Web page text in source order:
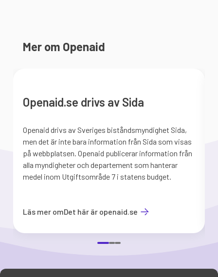
Mer om Openaid
Openaid.se drivs av Sida
Openaid drivs av Sveriges biståndsmyndighet Sida,
men det är inte bara information från Sida som visas
på webbplatsen. Openaid publicerar information från
alla myndigheter och departement som hanterar
medel inom Utgiftsområde 7 i statens budget.
Läs mer omDet här är openaid.se